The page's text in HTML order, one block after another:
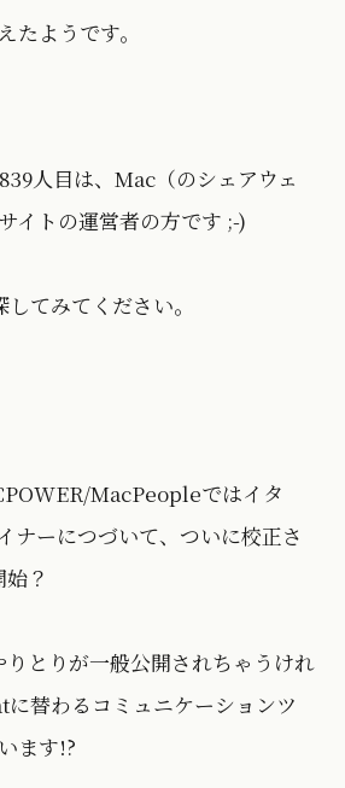
たようです。
人目は、Mac（のシェアウェ
イトの運営者の方です ;-)
てみてください。
MacPeopleではイタ
ナーにつづいて、ついに校正さ
？
とりが一般公開されちゃうけれ
替わるコミュニケーションツ
ます!?